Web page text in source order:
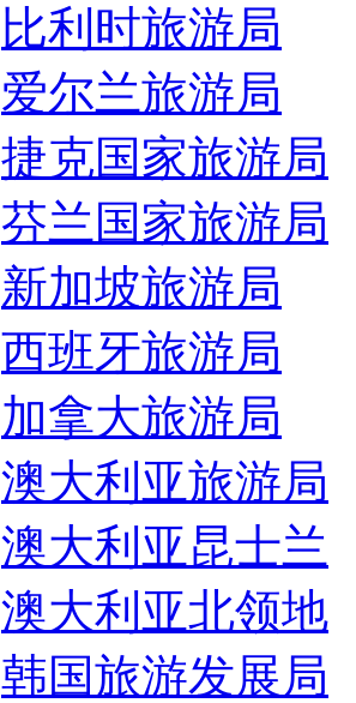
比利时旅游局
爱尔兰旅游局
捷克国家旅游局
芬兰国家旅游局
新加坡旅游局
西班牙旅游局
加拿大旅游局
澳大利亚旅游局
澳大利亚昆士兰
澳大利亚北领地
韩国旅游发展局